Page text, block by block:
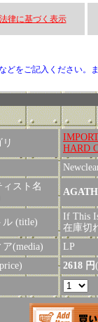
法律に基づく表示
をご記入ください。
HARD
ィスト名
ル (title)
If This
在庫切
ア(media)
LP
2618 円